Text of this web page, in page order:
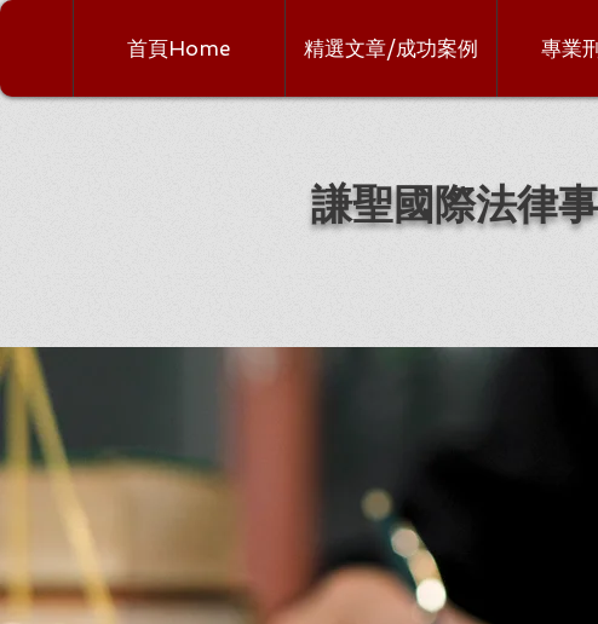
首頁Home 精選文章/成功案例 專業
謙聖國際法律